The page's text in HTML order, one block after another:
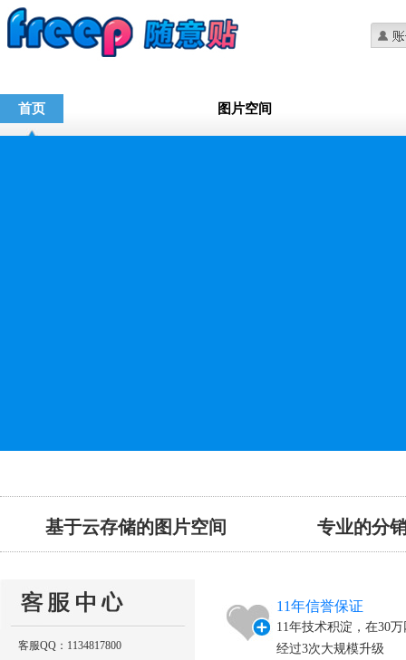
首页 图片空间
基于云存储的图片空间 专业的分
客服QQ：1134817800
11年信誉保证
11年技术积淀，在30
经过3次大规模升级